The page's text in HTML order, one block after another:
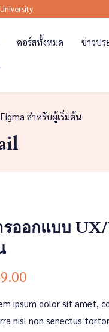
คอร์สทั้งหมด ข่าวป
สำหรับผู้เริ่มต้น
รออกแบบ UX/
ipsum dolor sit amet,
nisl non senectus